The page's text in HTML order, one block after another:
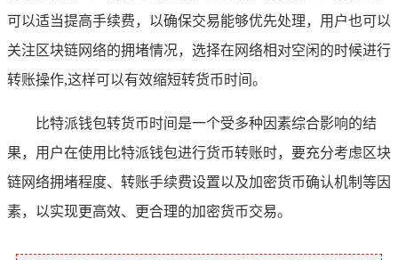
可以适当提高手续费，以确保交易能够优先处理，用户也可以
关注区块链网络的拥堵情况，选择在网络相对空闲的时候进行
转账操作,这样可以有效缩短转货币时间。
比特派钱包转货币时间是一个受多种因素综合影响的结
果，用户在使用比特派钱包进行货币转账时，要充分考虑区块
链网络拥堵程度、转账手续费设置以及加密货币确认机制等因
素，以实现更高效、更合理的加密货币交易。